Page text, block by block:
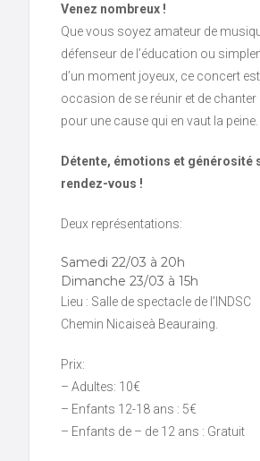
Venez nombreux !
Que vous soyez amateur de
défenseur de l’éducation ou
d’un moment joyeux, ce concert
occasion de se réunir et de chanter
pour une cause qui en vaut la peine.
Détente, émotions et générosité
rendez-vous !
Deux représentations:
Samedi 22/03 à 20h
Dimanche 23/03 à 15h
Lieu : Salle de spectacle de l’INDSC
Chemin Nicaiseà Beauraing.
Prix:
– Adultes: 10€
– Enfants 12-18 ans : 5€
– Enfants de – de 12 ans : Gratuit